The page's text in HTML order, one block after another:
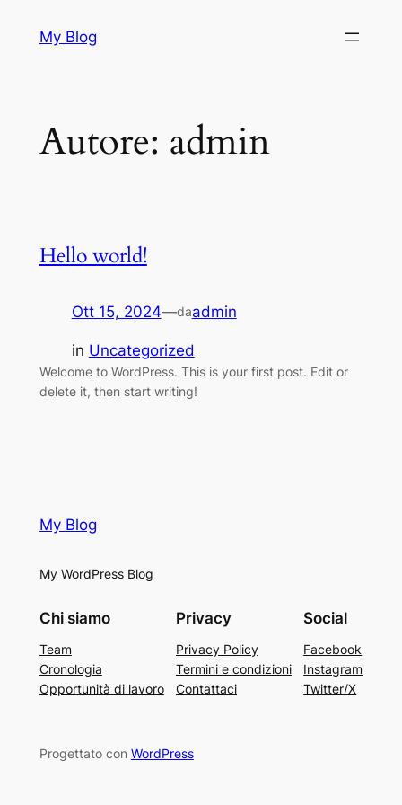
My Blog
Autore: admin
Hello world!
Ott 15, 2024—daadmin
in Uncategorized
Welcome to WordPress. This is your first post. Edit or
delete it, then start writing!
My Blog
My WordPress Blog
Chi siamo
Team
Cronologia
Opportunità di lavoro
Privacy
Privacy Policy
Termini e condizioni
Contattaci
Social
Facebook
Instagram
Twitter/X
Progettato con WordPress